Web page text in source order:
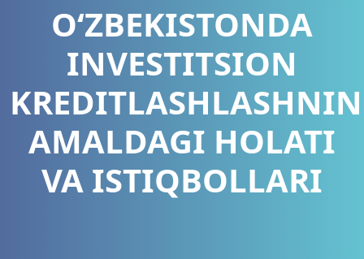
O‘ZBEKISTONDA
INVESTITSION
AMALDAGI HOLATI
VA ISTIQBOLLARI